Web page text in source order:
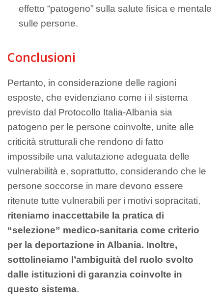
effetto “patogeno” sulla salute fisica e mentale
sulle persone.
Conclusioni
Pertanto, in considerazione delle ragioni
esposte, che evidenziano come i il sistema
previsto dal Protocollo Italia-Albania sia
patogeno per le persone coinvolte, unite alle
criticità strutturali che rendono di fatto
impossibile una valutazione adeguata delle
vulnerabilità e, soprattutto, considerando che le
persone soccorse in mare devono essere
ritenute tutte vulnerabili per i motivi sopracitati,
riteniamo inaccettabile la pratica di
“selezione” medico-sanitaria come criterio
per la deportazione in Albania. Inoltre,
sottolineiamo l’ambiguità del ruolo svolto
dalle istituzioni di garanzia coinvolte in
questo sistema.